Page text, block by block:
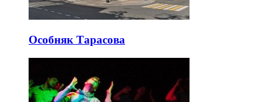
Особняк Тарасова